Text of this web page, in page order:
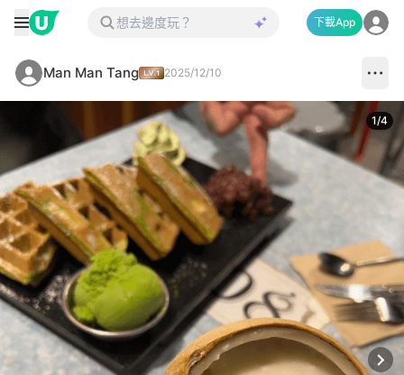
下載App
Man Man Tang 2025/12/10
1/4